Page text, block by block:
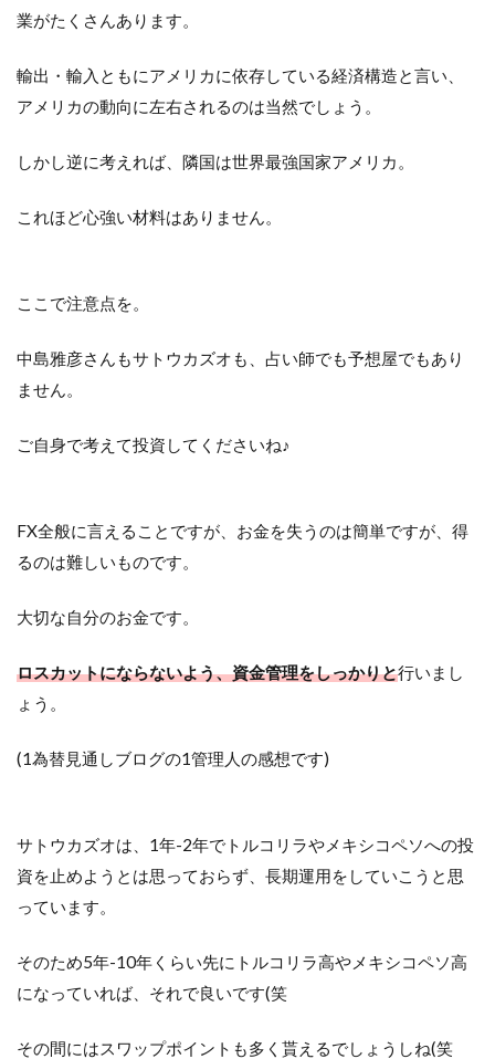
業がたくさんあります。
輸出・輸入ともにアメリカに依存している経済構造と言い、
アメリカの動向に左右されるのは当然でしょう。
しかし逆に考えれば、隣国は世界最強国家アメリカ。
これほど心強い材料はありません。
ここで注意点を。
中島雅彦さんもサトウカズオも、占い師でも予想屋でもあり
ません。
ご自身で考えて投資してくださいね♪
FX全般に言えることですが、お金を失うのは簡単ですが、得
るのは難しいものです。
大切な自分のお金です。
ロスカットにならないよう、資金管理をしっかりと行いまし
ょう。
(1為替見通しブログの1管理人の感想です)
サトウカズオは、1年-2年でトルコリラやメキシコペソへの投
資を止めようとは思っておらず、長期運用をしていこうと思
っています。
そのため5年-10年くらい先にトルコリラ高やメキシコペソ高
になっていれば、それで良いです(笑
その間にはスワップポイントも多く貰えるでしょうしね(笑